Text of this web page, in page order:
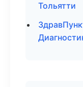
Тольятти